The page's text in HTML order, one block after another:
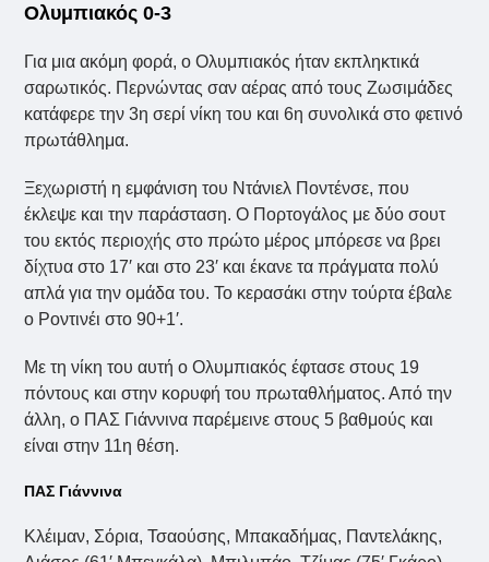
Ολυμπιακός 0-3
Για μια ακόμη φορά, ο Ολυμπιακός ήταν εκπληκτικά
σαρωτικός. Περνώντας σαν αέρας από τους Ζωσιμάδες
κατάφερε την 3η σερί νίκη του και 6η συνολικά στο φετινό
πρωτάθλημα.
Ξεχωριστή η εμφάνιση του Ντάνιελ Ποντένσε, που
έκλεψε και την παράσταση. Ο Πορτογάλος με δύο σουτ
του εκτός περιοχής στο πρώτο μέρος μπόρεσε να βρει
δίχτυα στο 17′ και στο 23′ και έκανε τα πράγματα πολύ
απλά για την ομάδα του. Το κερασάκι στην τούρτα έβαλε
ο Ροντινέι στο 90+1′.
Με τη νίκη του αυτή ο Ολυμπιακός έφτασε στους 19
πόντους και στην κορυφή του πρωταθλήματος. Από την
άλλη, ο ΠΑΣ Γιάννινα παρέμεινε στους 5 βαθμούς και
είναι στην 11η θέση.
ΠΑΣ Γιάννινα
Κλέιμαν, Σόρια, Τσαούσης, Μπακαδήμας, Παντελάκης,